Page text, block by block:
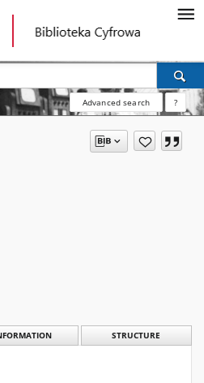
Advanced search ?
STRUCTURE